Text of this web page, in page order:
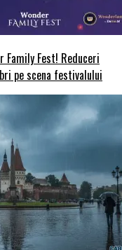
Family Fest! Reduceri
pe scena festivalului